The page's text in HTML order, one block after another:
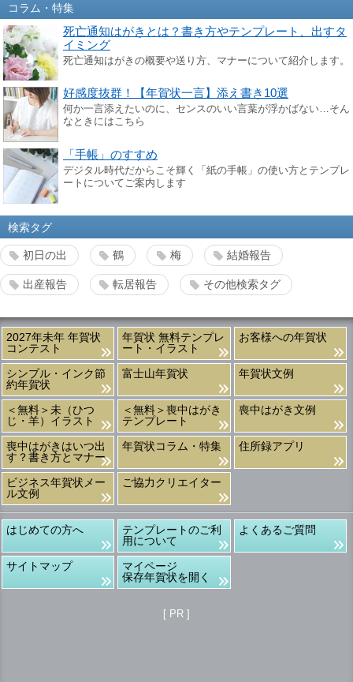
コラム・特集
死亡通知はがきとは？書き方やテンプレート、出すタ
イミング
死亡通知はがきの概要や送り方、マナーについて紹介します。
好感度抜群！【年賀状一言】添え書き10選
何か一言添えたいのに、センスのいい言葉が浮かばない…そん
なときにはこちら
「手帳」のすすめ
デジタル時代だからこそ輝く「紙の手帳」の使い方とテンプレ
ートについてご案内します
検索タグ
初日の出 鶴 梅 結婚報告
出産報告 転居報告 その他検索タグ
2027年未年 年賀状
コンテスト
年賀状 無料テンプレ
ート・イラスト
お客様への年賀状
シンプル・インク節
約年賀状
富士山年賀状 年賀状文例
＜無料＞未（ひつ
じ・羊）イラスト
＜無料＞喪中はがき
テンプレート
喪中はがき文例
喪中はがきはいつ出
す？書き方とマナー
年賀状コラム・特集 住所録アプリ
ビジネス年賀状メー
ル文例
ご協力クリエイター
はじめての方へ
テンプレートのご利
用について
よくあるご質問
サイトマップ
マイページ
保存年賀状を開く
[ PR ]